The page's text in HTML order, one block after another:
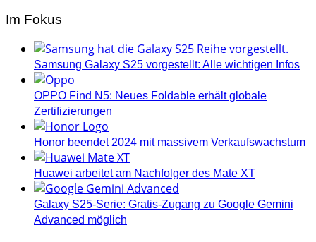
Im Fokus
Samsung Galaxy S25 vorgestellt: Alle wichtigen Infos
OPPO Find N5: Neues Foldable erhält globale
Zertifizierungen
Honor beendet 2024 mit massivem Verkaufswachstum
Huawei arbeitet am Nachfolger des Mate XT
Galaxy S25-Serie: Gratis-Zugang zu Google Gemini
Advanced möglich